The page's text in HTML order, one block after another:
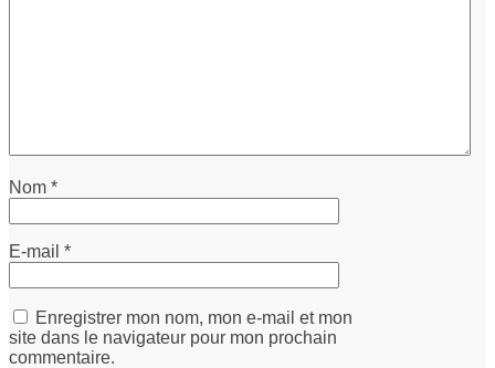
Nom *
E-mail *
Enregistrer mon nom, mon e-mail et mon
site dans le navigateur pour mon prochain
commentaire.